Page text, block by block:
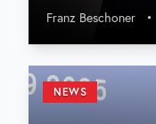
Franz Beschoner •
NEWS